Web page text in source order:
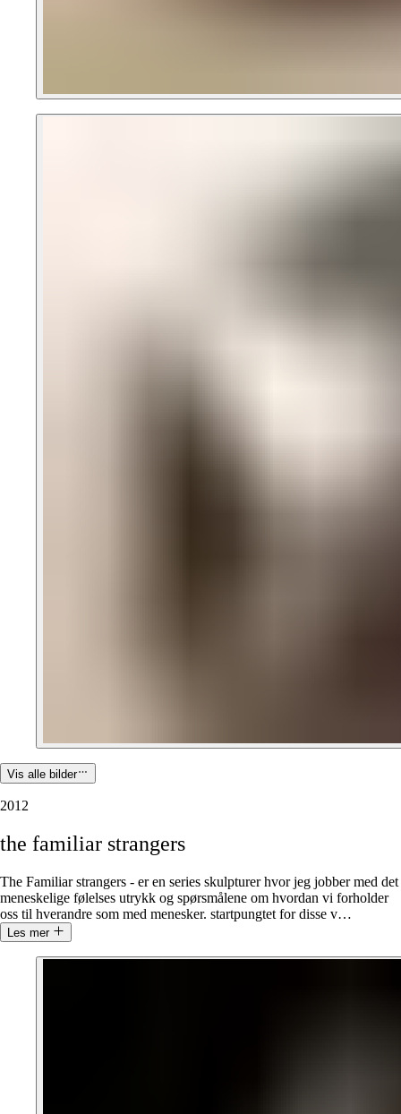
Vis alle bilder
2012
the familiar strangers
The Familiar strangers - er en series skulpturer hvor jeg jobber med det
meneskelige følelses utrykk og spørsmålene om hvordan vi forholder
oss til hverandre som med menesker. startpungtet for disse v…
Les mer